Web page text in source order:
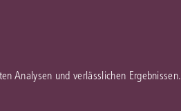
Analysen und verlässlichen Ergebnissen.